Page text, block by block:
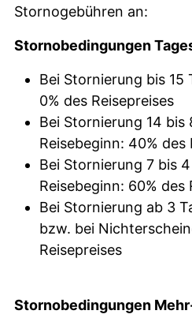
Stornogebühren an:
Stornobedingungen
Bei Stornierung bis 15
0% des Reisepreises
Bei Stornierung 14 bis
Reisebeginn: 40% des
Bei Stornierung 7 bis
Reisebeginn: 60% des
Bei Stornierung ab 3
bzw. bei
Reisepreises
Stornobedingungen